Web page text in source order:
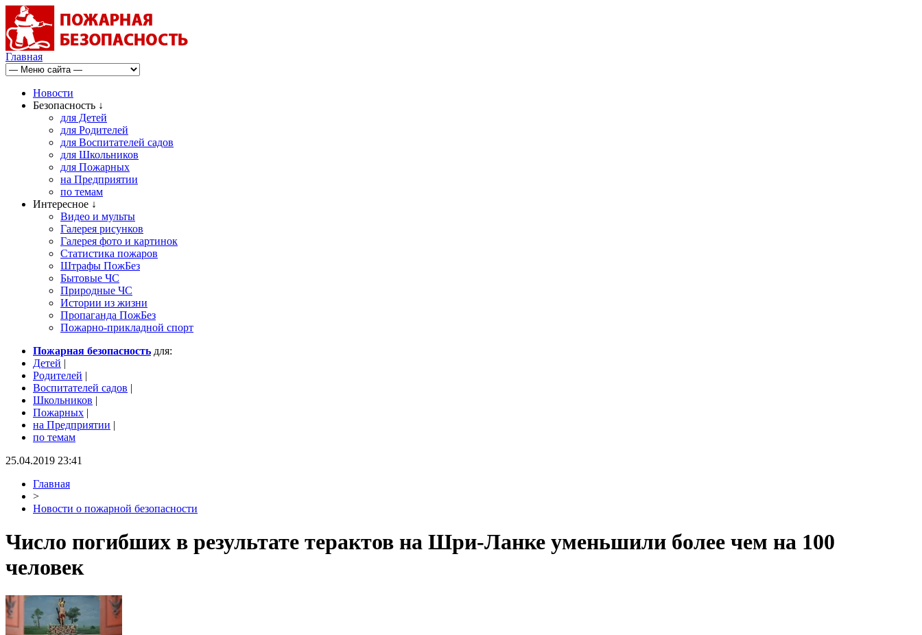
Главная
Новости
Безопасность ↓
для Детей
для Родителей
для Воспитателей садов
для Школьников
для Пожарных
на Предприятии
по темам
Интересное ↓
Видео и мульты
Галерея рисунков
Галерея фото и картинок
Статистика пожаров
Штрафы ПожБез
Бытовые ЧС
Природные ЧС
Истории из жизни
Пропаганда ПожБез
Пожарно-прикладной спорт
Пожарная безопасность для:
Детей |
Родителей |
Воспитателей садов |
Школьников |
Пожарных |
на Предприятии |
по темам
25.04.2019 23:41
Главная
>
Новости о пожарной безопасности
Число погибших в результате терактов на Шри-Ланке уменьшили более чем на 100
человек